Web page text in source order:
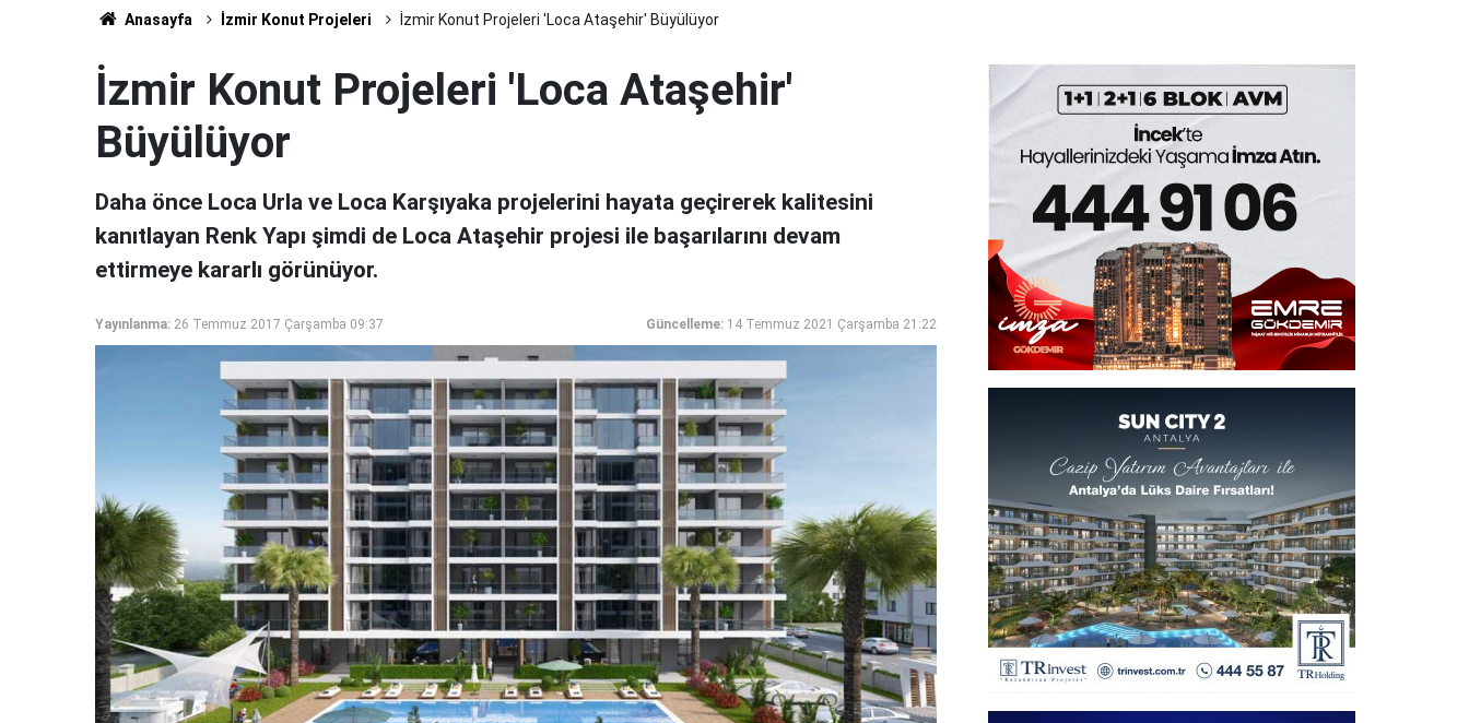
Anasayfa İzmir Konut Projeleri İzmir Konut Projeleri 'Loca Ataşehir' Büyülüyor
İzmir Konut Projeleri 'Loca Ataşehir'
Büyülüyor
Daha önce Loca Urla ve Loca Karşıyaka projelerini hayata geçirerek kalitesini
kanıtlayan Renk Yapı şimdi de Loca Ataşehir projesi ile başarılarını devam
ettirmeye kararlı görünüyor.
Yayınlanma: 26 Temmuz 2017 Çarşamba 09:37 Güncelleme: 14 Temmuz 2021 Çarşamba 21:22